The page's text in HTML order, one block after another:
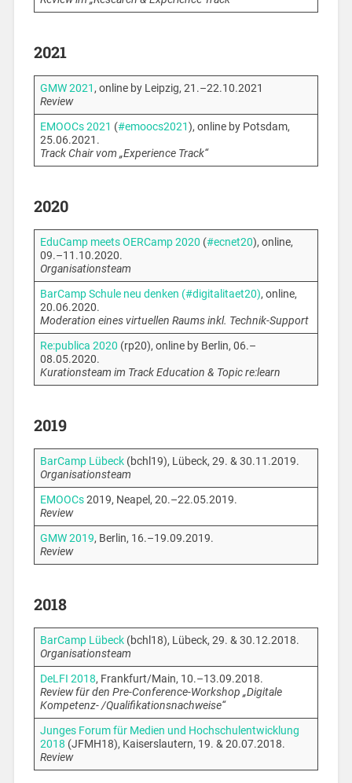
2021
GMW 2021, online by Leipzig, 21.–22.10.2021
Review
EMOOCs 2021 (#emoocs2021), online by Potsdam,
25.06.2021.
Track Chair vom „Experience Track“
2020
EduCamp meets OERCamp 2020 (#ecnet20), online,
09.–11.10.2020.
Organisationsteam
BarCamp Schule neu denken (#digitalitaet20), online,
20.06.2020.
Moderation eines virtuellen Raums inkl. Technik-Support
Re:publica 2020 (rp20), online by Berlin, 06.–
08.05.2020.
Kurationsteam im Track Education & Topic re:learn
2019
BarCamp Lübeck(bchl19), Lübeck, 29. & 30.11.2019.
Organisationsteam
EMOOCs2019, Neapel, 20.–22.05.2019.
Review
GMW 2019, Berlin, 16.–19.09.2019.
Review
2018
BarCamp Lübeck(bchl18), Lübeck, 29. & 30.12.2018.
Organisationsteam
DeLFI 2018, Frankfurt/Main, 10.–13.09.2018.
Review für den Pre-Conference-Workshop „Digitale
Kompetenz- /Qualifikationsnachweise“
Junges Forum für Medien und Hochschulentwicklung
2018 (JFMH18), Kaiserslautern, 19. & 20.07.2018.
Review